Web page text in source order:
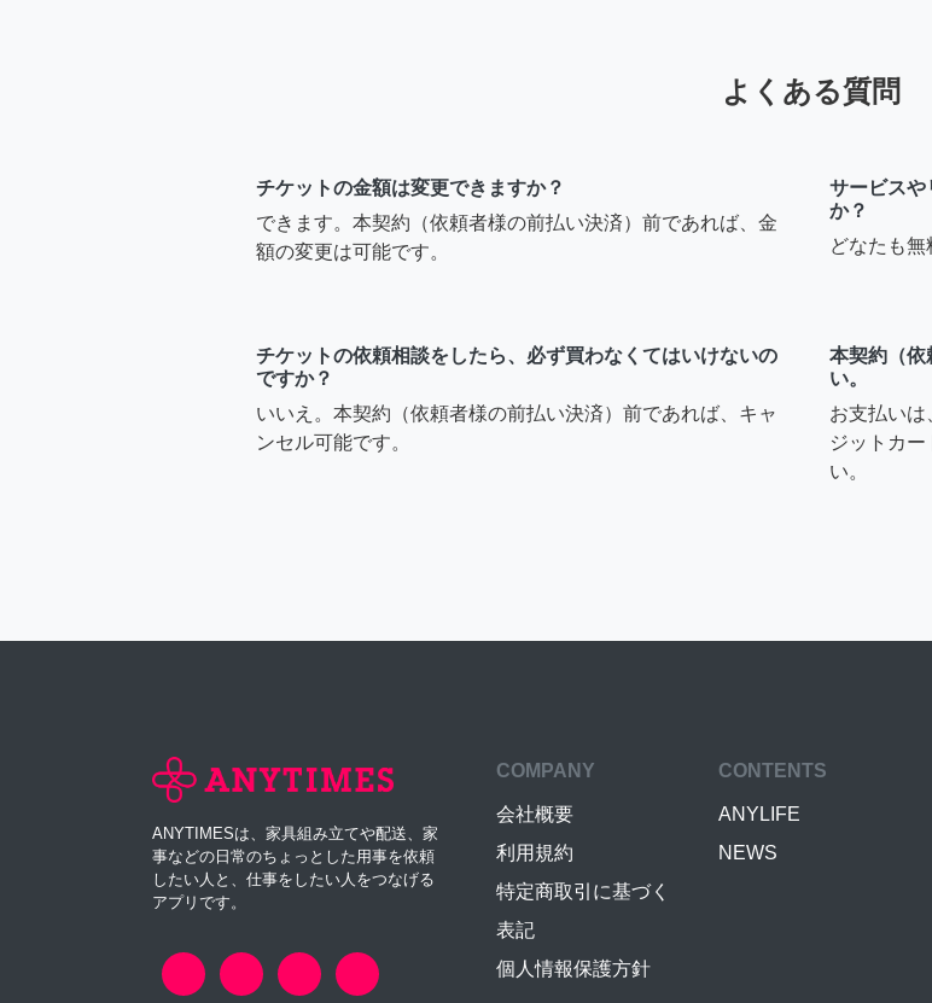
よくある質問
チケットの金額は変更できますか？
できます。本契約（依頼者様の前払い決済）前であれば、金
額の変更は可能です。
サービスや
か？
どなたも無
チケットの依頼相談をしたら、必ず買わなくてはいけないの
ですか？
いいえ。本契約（依頼者様の前払い決済）前であれば、キャ
ンセル可能です。
本契約（依
い。
お支払いは
ジットカ
い。
ANYTIMESは、家具組み立てや配送、家
事などの日常のちょっとした用事を依頼
したい人と、仕事をしたい人をつなげる
アプリです。
COMPANY
会社概要
利用規約
特定商取引に基づく
表記
個人情報保護方針
CONTENTS
ANYLIFE
NEWS